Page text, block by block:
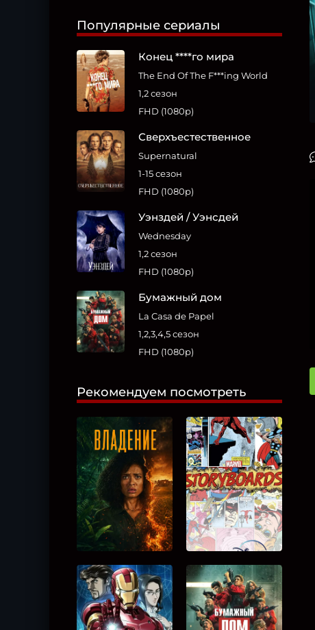
Популярные сериалы
Конец ****го мира
The End Of The F***ing World
1,2 сезон
FHD (1080p)
Сверхъестественное
Supernatural
1-15 сезон
FHD (1080p)
Уэнздей / Уэнсдей
Wednesday
1,2 сезон
FHD (1080p)
Бумажный дом
La Casa de Papel
1,2,3,4,5 сезон
FHD (1080p)
Рекомендуем посмотреть